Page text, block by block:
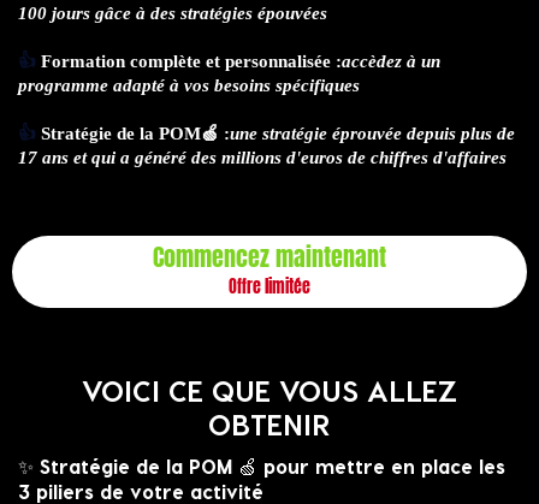
100 jours gâce à des stratégies épouvées
👍 Formation complète et personnalisée :accèdez à un
programme adapté à vos besoins spécifiques
👍 Stratégie de la POM🍏 :une stratégie éprouvée depuis plus de
17 ans et qui a généré des millions d'euros de chiffres d'affaires
Commencez maintenant
Offre limitée
VOICI CE QUE VOUS ALLEZ
OBTENIR
✨ Stratégie de la POM 🍏 pour mettre en place les
3 piliers de votre activité